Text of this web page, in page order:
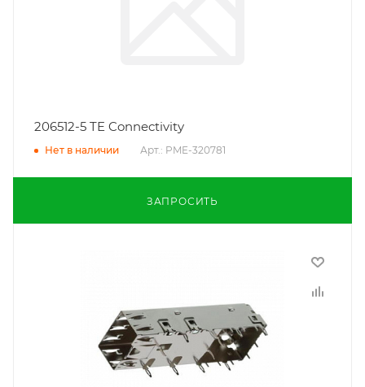
206512-5 TE Connectivity
Нет в наличии Арт.: PME-320781
ЗАПРОСИТЬ